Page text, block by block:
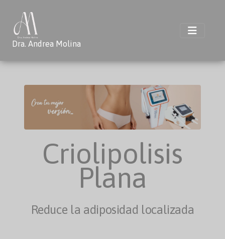
Dra. Andrea Molina
Criolipolisis
Plana
Reduce la adiposidad localizada